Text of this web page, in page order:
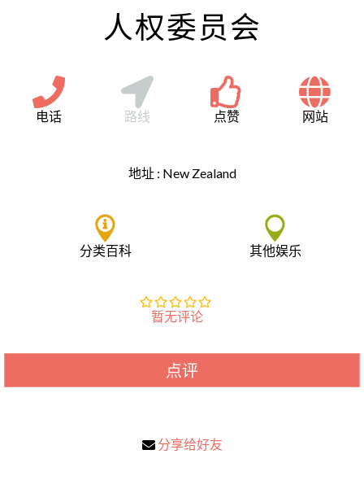
人权委员会
电话 路线 点赞 网站
地址 : New Zealand
分类百科 其他娱乐
暂无评论
点评
分享给好友